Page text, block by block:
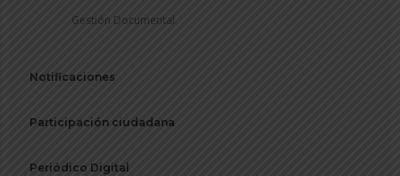
Gestión Documental
Notificaciones
Participación ciudadana
Periódico Digital